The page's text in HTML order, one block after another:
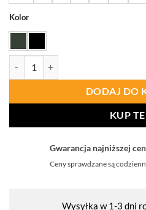
Kolor
DODAJ DO
KUP
Gwarancja najniższej
Ceny sprawdzane są
Wysyłka w 1-3 dni